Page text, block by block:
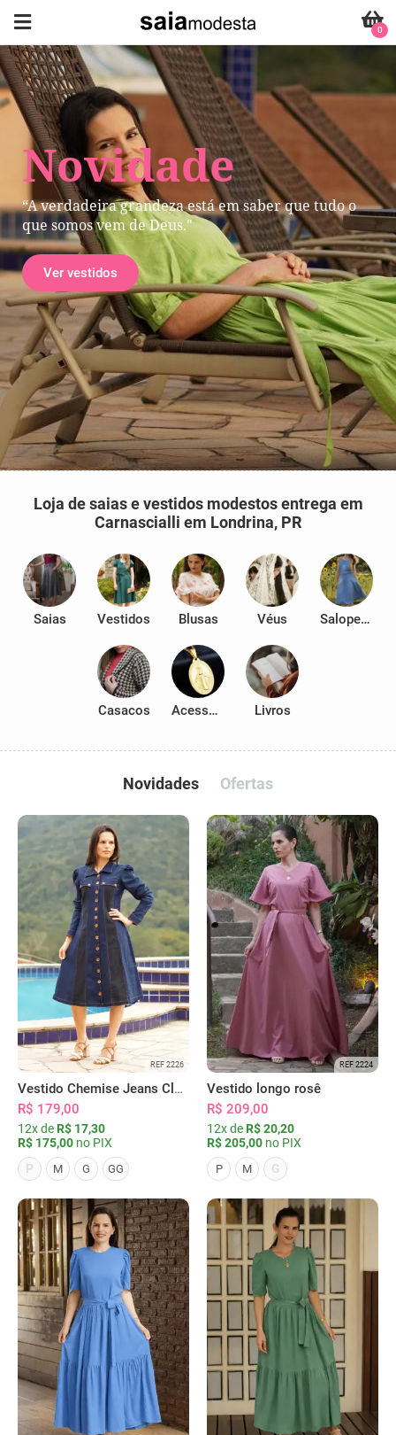
Novidade
“A verdadeira grandeza está em saber que tudo o
que somos vem de Deus."
Ver vestidos
0
Loja de saias e vestidos modestos entrega em
Carnascialli em Londrina, PR
Saias Vestidos Blusas Véus Salopetes
Casacos Acessórios Livros
Novidades Ofertas
REF 2226
Vestido Chemise Jeans Clássica Serena
R$ 179,00
12x de R$ 17,30
R$ 175,00 no PIX
P
M G GG
REF 2224
Vestido longo rosê
R$ 209,00
12x de R$ 20,20
R$ 205,00 no PIX
P M G